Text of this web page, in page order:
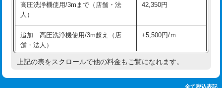
業）
排水管工事（追加 排水管工事/3ｍ超
え）
マス交換（土の掘削・埋め戻し作業） 11,000円~
高圧洗浄機使用/3mまで（店舗・法
人）
42,350円
追加 高圧洗浄機使用/3m超え（店
舗・法人）
+5,500円/ｍ
高度高圧洗浄換 現地調査
上記の表をスクロールで他の料金もご覧になれます。
全て税込表記